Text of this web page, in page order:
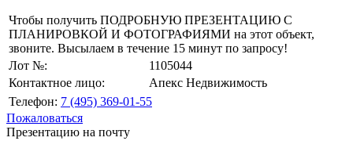
Чтобы получить ПОДРОБНУЮ ПРЕЗЕНТАЦИЮ С
ПЛАНИРОВКОЙ И ФОТОГРАФИЯМИ на этот объект,
звоните. Высылаем в течение 15 минут по запросу!
Лот №:
1105044
Контактное лицо:
Апекс Недвижимость
Телефон: 7 (495) 369-01-55
Пожаловаться
Презентацию на почту